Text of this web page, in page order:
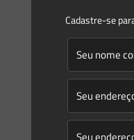
Novidades | Âmbito
DECISÃO DE
de 2018 – Dispõe
a regularização
Cadastre-se